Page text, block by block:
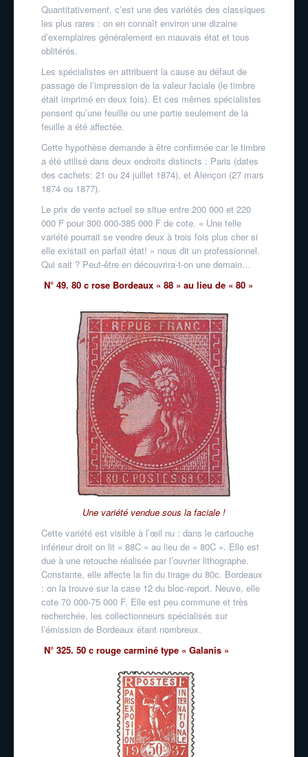
Quantitativement, c’est une des variétés des classiques
les plus rares : on en connaît environ une dizaine
d’exemplaires généralement en mauvais état et tous
oblitérés.
Les spécialistes en attribuent la cause au défaut de
passage de l’impression de la valeur faciale (le timbre
était imprimé en deux fois). Et ces mêmes spécialistes
pensent qu’une feuille ou une partie seulement de la
feuille a été affectée.
Cette hypothèse demande à être confirmée car le timbre
a été utilisé dans deux endroits distincts : Paris (dates
des cachets: 21 ou 24 juillet 1874), et Alençon (27 mars
1874 ou 1877).
Le prix de vente actuel se situe entre 200 000 et 220
000 F pour 300 000-385 000 F de cote. « Une telle
variété pourrait se vendre deux à trois fois plus cher si
elle existait en parfait état! » nous dit un professionnel.
Qui sait ? Peut-être en découvrira-t-on une demain…
N° 49. 80 c rose Bordeaux « 88 » au lieu de « 80 »
Une variété vendue sous la faciale !
Cette variété est visible à l’œil nu : dans le cartouche
inférieur droit on lit « 88C » au lieu de « 80C ». Elle est
due à une retouche réalisée par l’ouvrier lithographe.
Constante, elle affecte la fin du tirage du 80c. Bordeaux
: on la trouve sur la case 12 du bloc-report. Neuve, elle
cote 70 000-75 000 F. Elle est peu commune et très
recherchée, les collectionneurs spécialisés sur
l’émission de Bordeaux étant nombreux.
N° 325. 50 c rouge carminé type « Galanis »